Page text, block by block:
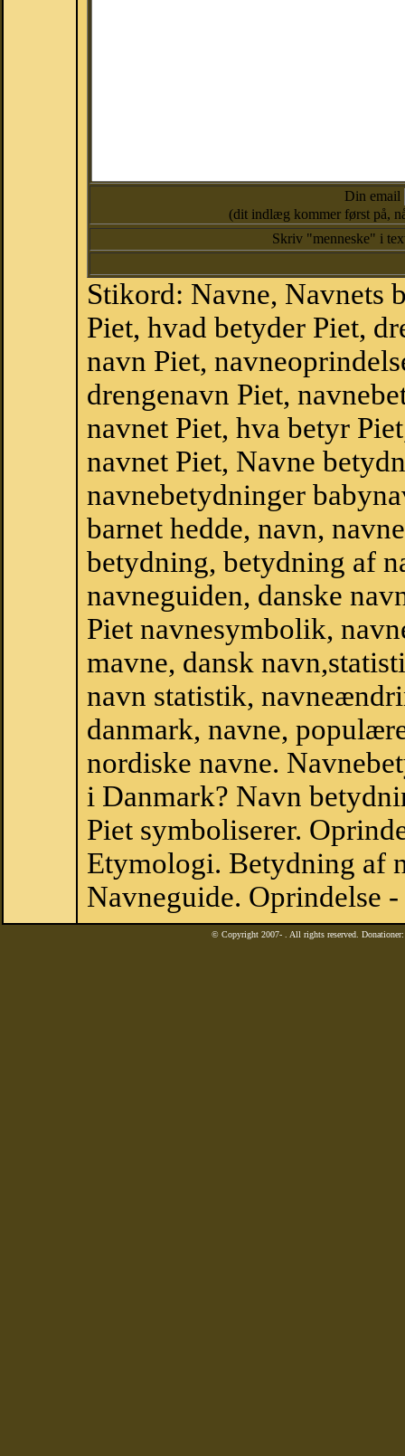
Din email
(dit indlæg kommer først på,
Skriv "menneske" i
Stikord: Navne, Navnets
Piet, hvad betyder Piet,
navn Piet,
drengenavn Piet,
navnet Piet, hva betyr
navnet Piet, Navne
navnebetydninger
barnet hedde, navn,
betydning, betydning af
navneguiden, danske
Piet navnesymbolik,
mavne, dansk
navn statistik,
danmark, navne,
nordiske navne.
i Danmark? Navn
Piet symboliserer.
Etymologi. Betydning af
Navneguide. Oprindelse
© Copyright 2007- . All rights reserved.